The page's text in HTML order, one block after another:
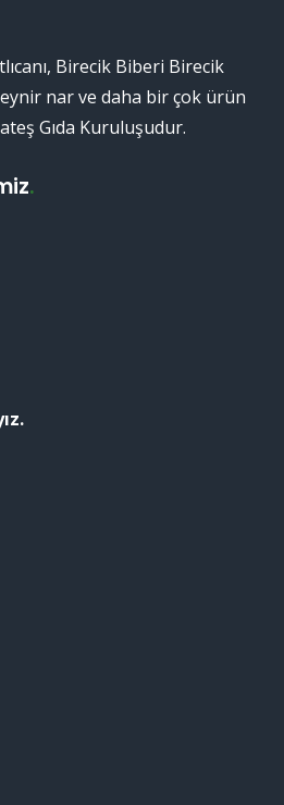
Birecik Biberi Birecik
nar ve daha bir çok ürün
Gıda Kuruluşudur.
.